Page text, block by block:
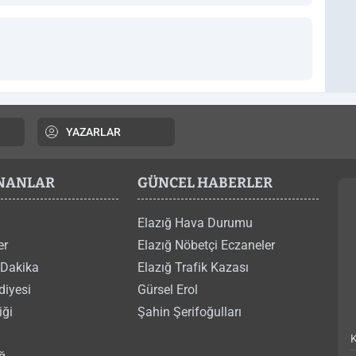
YAZARLAR
GÜNCEL HABERLER
Elazığ Hava Durumu
Elazığ Nöbetçi Eczaneler
Elazığ Trafik Kazası
Gürsel Erol
Şahin Şerifoğulları